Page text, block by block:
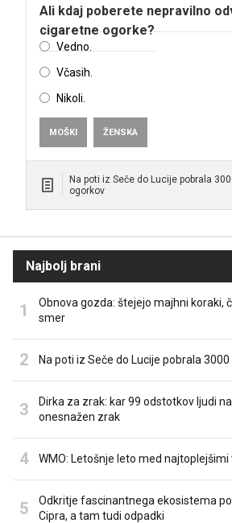
Ali kdaj poberete nepravilno
cigaretne ogorke?
Vedno.
Včasih.
Nikoli.
MOŠKI ŽENSKA
Na poti iz Seče do Lucije pobrala
ogorkov
Najbolj brani
Obnova gozda: štejejo majhni koraki,
smer
Na poti iz Seče do Lucije pobrala
Dirka za zrak: kar 99 odstotkov ljudi
onesnažen zrak
WMO: Letošnje leto med
Odkritje fascinantnega ekosistema
Cipra, a tam tudi odpadki